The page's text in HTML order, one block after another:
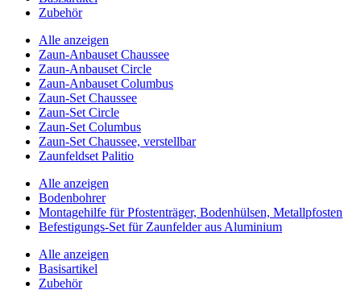
Zubehör
Alle anzeigen
Zaun-Anbauset Chaussee
Zaun-Anbauset Circle
Zaun-Anbauset Columbus
Zaun-Set Chaussee
Zaun-Set Circle
Zaun-Set Columbus
Zaun-Set Chaussee, verstellbar
Zaunfeldset Palitio
Alle anzeigen
Bodenbohrer
Montagehilfe für Pfostenträger, Bodenhülsen, Metallpfosten
Befestigungs-Set für Zaunfelder aus Aluminium
Alle anzeigen
Basisartikel
Zubehör